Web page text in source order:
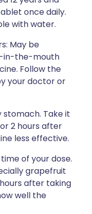
once daily.
with water.
May be
in-the-mouth
Follow the
your doctor or
stomach. Take it
2 hours after
less effective.
of your dose.
grapefruit
after taking
well the